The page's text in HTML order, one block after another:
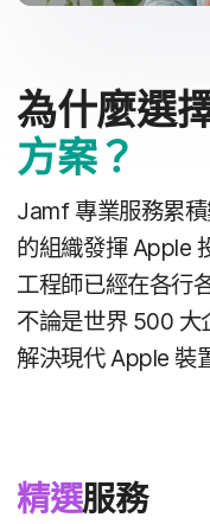
為​什麼​選
方案？
Jamf專業​服務​累​
的​組織​發揮Apple
工程師​已經​在​各行​
不論​是​世界500 大
解決​現代Apple裝
精選服務